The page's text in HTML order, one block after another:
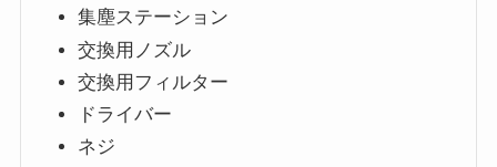
集塵ステーション
交換用ノズル
交換用フィルター
ドライバー
ネジ